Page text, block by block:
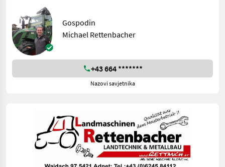
Gospodin
Michael Rettenbacher
+43 664 *******
Nazovi savjetnika